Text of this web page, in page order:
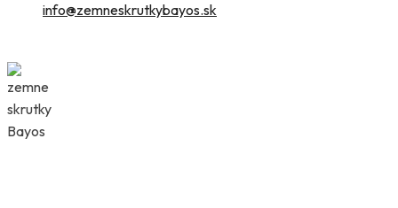
info@zemneskrutkybayos.sk